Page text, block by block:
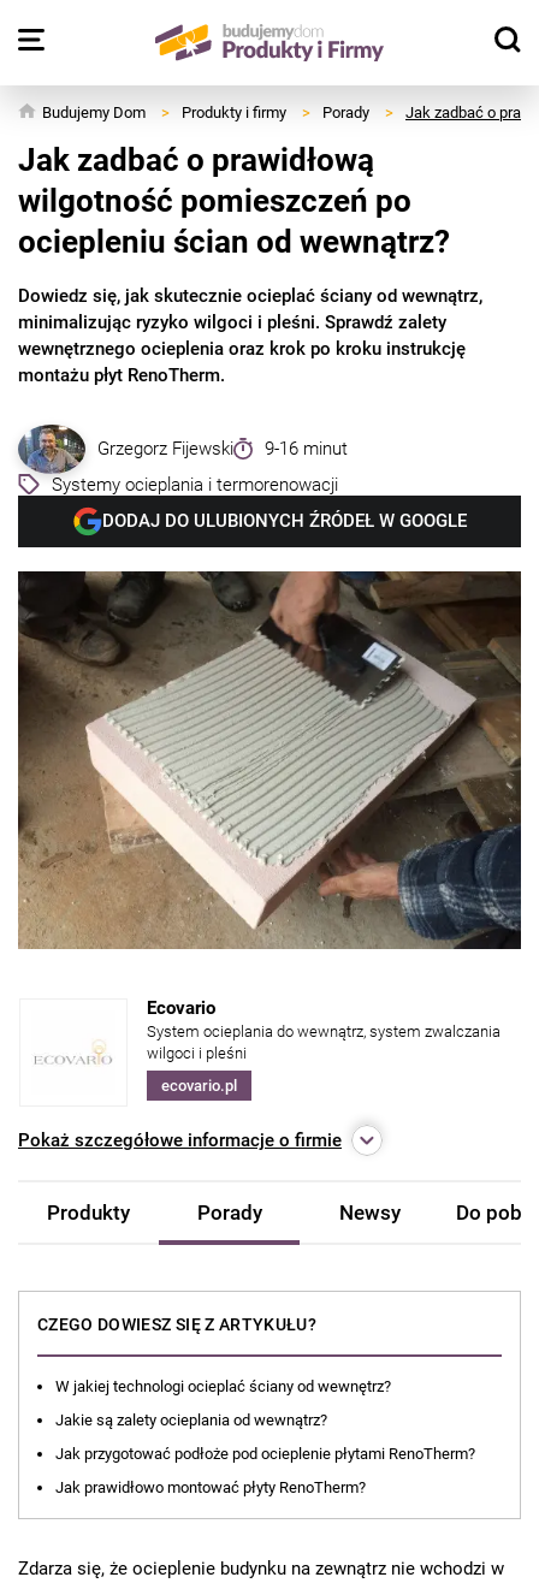
Budujemy Dom > Produkty i firmy > Porady > Jak zadbać o
Jak zadbać o prawidłową
wilgotność pomieszczeń po
ociepleniu ścian od wewnątrz?
Dowiedz się, jak skutecznie ocieplać ściany od wewnątrz,
minimalizując ryzyko wilgoci i pleśni. Sprawdź zalety
wewnętrznego ocieplenia oraz krok po kroku instrukcję
montażu płyt RenoTherm.
Grzegorz Fijewski
9-16 minut
Systemy ocieplania i termorenowacji
DODAJ DO ULUBIONYCH ŹRÓDEŁ W GOOGLE
Ecovario
System ocieplania do wewnątrz, system zwalczania
wilgoci i pleśni
ecovario.pl
Pokaż szczegółowe informacje o firmie
Produkty Porady Newsy Do
CZEGO DOWIESZ SIĘ Z ARTYKUŁU?
W jakiej technologi ocieplać ściany od wewnętrz?
Jakie są zalety ocieplania od wewnątrz?
Jak przygotować podłoże pod ocieplenie płytami RenoTherm?
Jak prawidłowo montować płyty RenoTherm?
Zdarza się, że ocieplenie budynku na zewnątrz nie wchodzi w